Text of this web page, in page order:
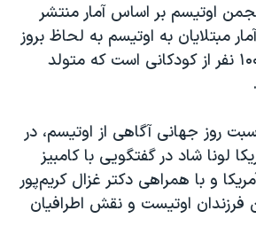
اوتیسم بر اساس آمار منتشر
مبتلایان به اوتیسم به لحاظ بروز
و شیوع، یک نفر در ۱۰۰ نفر از کودکانی است که متولد
روز جهانی آگاهی از اوتیسم، در
لونا شاد در گفتگویی با کامبیز
و با همراهی دکتر غزال کریم‌‌پور
اوتیست و نقش اطرافیان